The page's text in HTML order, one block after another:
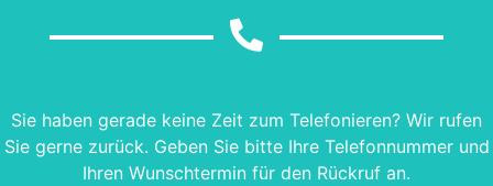
Sie haben gerade keine Zeit zum Telefonieren? Wir rufen
Sie gerne zurück. Geben Sie bitte Ihre Telefonnummer und
Ihren Wunschtermin für den Rückruf an.